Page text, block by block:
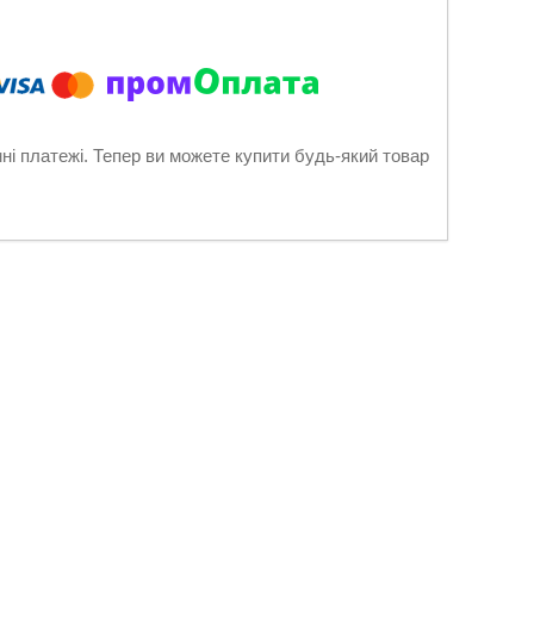
платежі. Тепер ви можете купити будь-який товар